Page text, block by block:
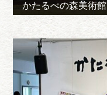
かたるべの森美術館